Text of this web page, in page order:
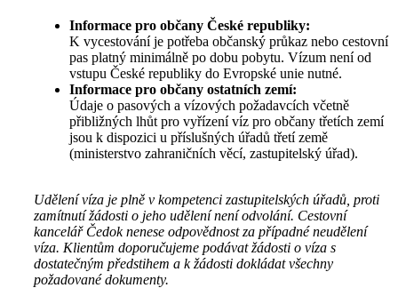
Informace pro občany České republiky:
K vycestování je potřeba občanský průkaz nebo cestovní
pas platný minimálně po dobu pobytu. Vízum není od
vstupu České republiky do Evropské unie nutné.
Informace pro občany ostatních zemí:
Údaje o pasových a vízových požadavcích včetně
přibližných lhůt pro vyřízení víz pro občany třetích zemí
jsou k dispozici u příslušných úřadů třetí země
(ministerstvo zahraničních věcí, zastupitelský úřad).
Udělení víza je plně v kompetenci zastupitelských úřadů, proti
zamítnutí žádosti o jeho udělení není odvolání. Cestovní
kancelář Čedok nenese odpovědnost za případné neudělení
víza. Klientům doporučujeme podávat žádosti o víza s
dostatečným předstihem a k žádosti dokládat všechny
požadované dokumenty.